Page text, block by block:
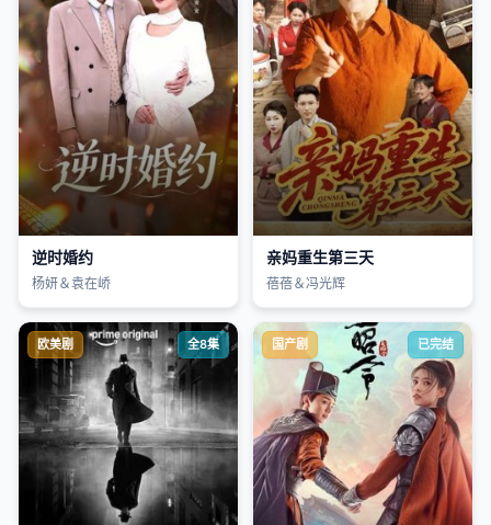
逆时婚约
杨妍＆袁在峤
亲妈重生第三天
蓓蓓＆冯光辉
欧美剧 全8集 国产剧 已完结